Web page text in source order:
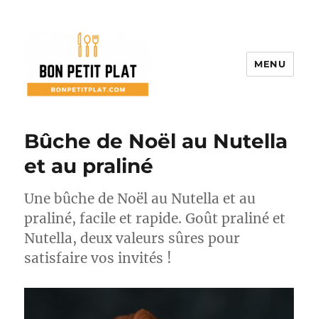
MENU
Bûche de Noël au Nutella
et au praliné
Une bûche de Noël au Nutella et au
praliné, facile et rapide. Goût praliné et
Nutella, deux valeurs sûres pour
satisfaire vos invités !